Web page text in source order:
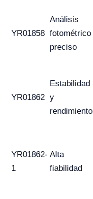
YR01858
Análisis
fotométrico
preciso
YR01862
Estabilidad
y
rendimiento
YR01862-
1
Alta
fiabilidad